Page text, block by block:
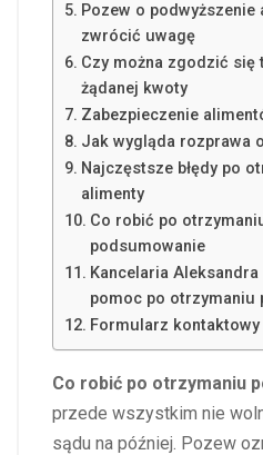
Pozew o
zwrócić uwagę
Czy można zgodzić się
żądanej kwoty
Zabezpieczenie
Jak wygląda rozprawa
Najczęstsze błędy po
alimenty
Co robić po
podsumowanie
Kancelaria
pomoc po otrzymaniu
Formularz kontaktowy
Co robić po otrzymaniu
przede wszystkim nie
sądu na później. Pozew